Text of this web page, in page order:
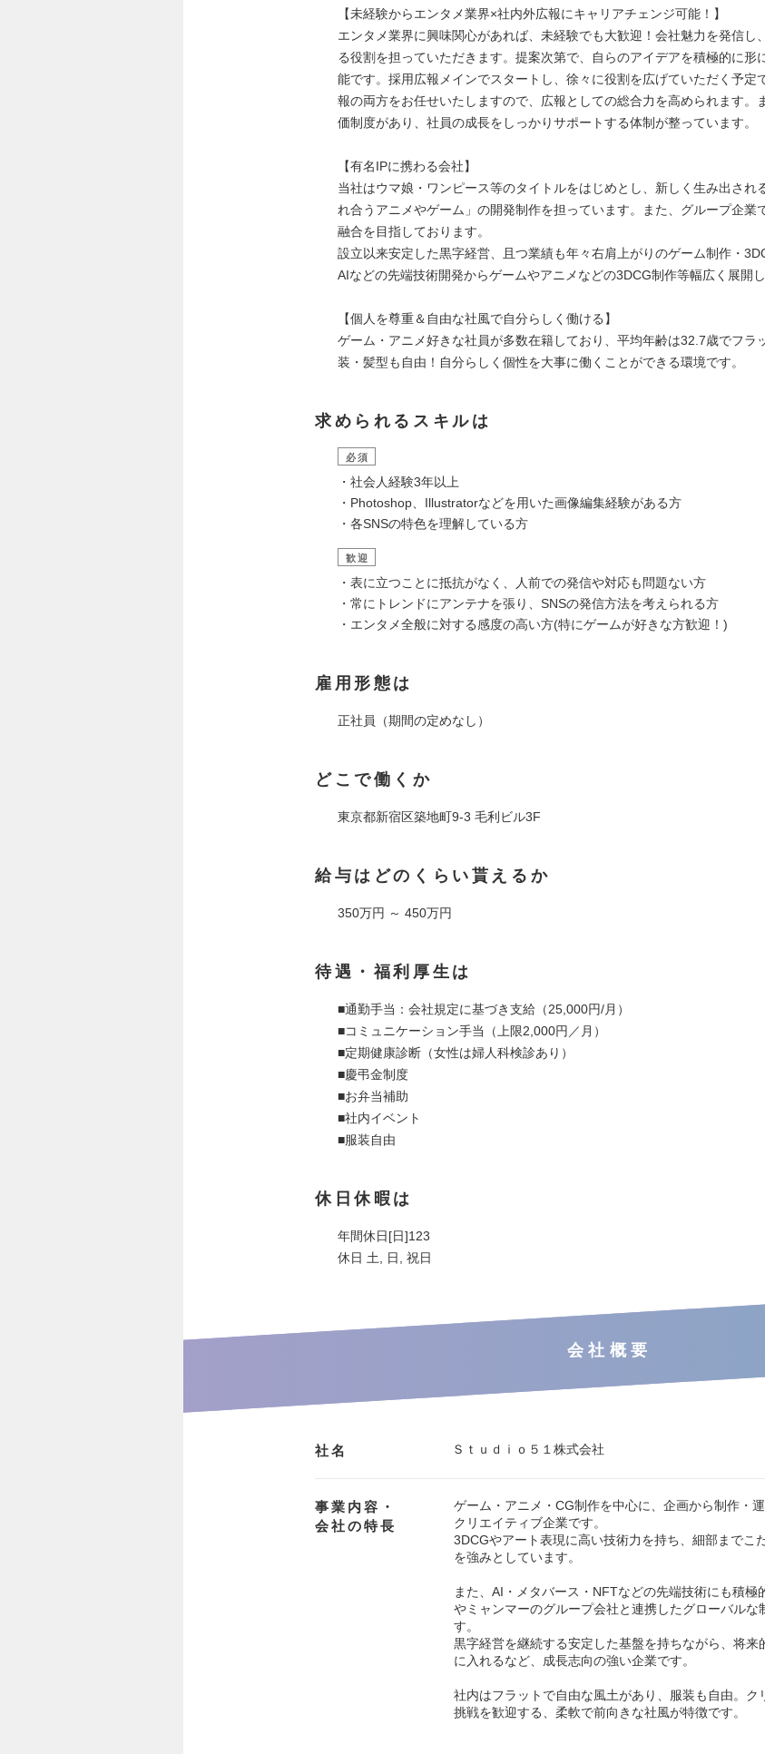
【未経験からエンタメ業界×社内外広報にキャリアチェンジ可能！】
エンタメ業界に興味関心があれば、未経験でも大歓迎！会社魅力を発信し
る役割を担っていただきます。提案次第で、自らのアイデアを積極的に形
能です。採用広報メインでスタートし、徐々に役割を広げていただく予定
報の両方をお任せいたしますので、広報としての総合力を高められます。
価制度があり、社員の成長をしっかりサポートする体制が整っています。
【有名IPに携わる会社】
当社はウマ娘・ワンピース等のタイトルをはじめとし、新しく生み出され
れ合うアニメやゲーム」の開発制作を担っています。また、グループ企業
融合を目指しております。
設立以来安定した黒字経営、且つ業績も年々右肩上がりのゲーム制作・
AIなどの先端技術開発からゲームやアニメなどの3DCG制作等幅広く展開し
【個人を尊重＆自由な社風で自分らしく働ける】
ゲーム・アニメ好きな社員が多数在籍しており、平均年齢は32.7歳でフラ
装・髪型も自由！自分らしく個性を大事に働くことができる環境です。
求められるスキルは
必須
・社会人経験3年以上
・Photoshop、Illustratorなどを用いた画像編集経験がある方
・各SNSの特色を理解している方
歓迎
・表に立つことに抵抗がなく、人前での発信や対応も問題ない方
・常にトレンドにアンテナを張り、SNSの発信方法を考えられる方
・エンタメ全般に対する感度の高い方(特にゲームが好きな方歓迎！)
雇用形態は
正社員（期間の定めなし）
どこで働くか
東京都新宿区築地町9-3 毛利ビル3F
給与はどのくらい貰えるか
350万円 ～ 450万円
待遇・福利厚生は
■通勤手当：会社規定に基づき支給（25,000円/月）
■コミュニケーション手当（上限2,000円／月）
■定期健康診断（女性は婦人科検診あり）
■慶弔金制度
■お弁当補助
■社内イベント
■服装自由
休日休暇は
年間休日[日]123
休日 土, 日, 祝日
会社概要
社名 Ｓｔｕｄｉｏ５１株式会社
事業内容・
会社の特長
ゲーム・アニメ・CG制作を中心に、企画から制作・
クリエイティブ企業です。
3DCGやアート表現に高い技術力を持ち、細部までこ
を強みとしています。
また、AI・メタバース・NFTなどの先端技術にも積極
やミャンマーのグループ会社と連携したグローバルな
す。
黒字経営を継続する安定した基盤を持ちながら、将来
に入れるなど、成長志向の強い企業です。
社内はフラットで自由な風土があり、服装も自由。ク
挑戦を歓迎する、柔軟で前向きな社風が特徴です。